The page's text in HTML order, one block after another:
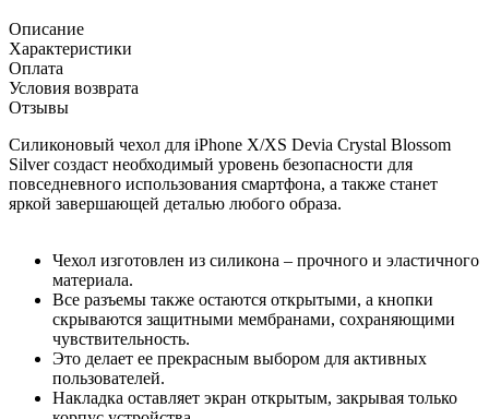
Описание
Характеристики
Оплата
Условия возврата
Отзывы
Силиконовый чехол для iPhone X/XS Devia Crystal Blossom
Silver создаст необходимый уровень безопасности для
повседневного использования смартфона, а также станет
яркой завершающей деталью любого образа.
Чехол изготовлен из силикона – прочного и эластичного
материала.
Все разъемы также остаются открытыми, а кнопки
скрываются защитными мембранами, сохраняющими
чувствительность.
Это делает ее прекрасным выбором для активных
пользователей.
Накладка оставляет экран открытым, закрывая только